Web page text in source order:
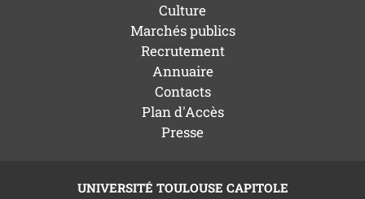
Culture
Marchés publics
Recrutement
Annuaire
Contacts
Plan d'Accès
Presse
UNIVERSITÉ TOULOUSE CAPITOLE